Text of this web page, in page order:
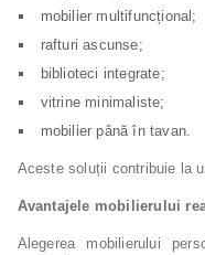
mobilier multifuncțional;
rafturi ascunse;
biblioteci integrate;
vitrine minimaliste;
mobilier până în tavan.
Aceste soluții contribuie la
Avantajele mobilierului
Alegerea mobilierului